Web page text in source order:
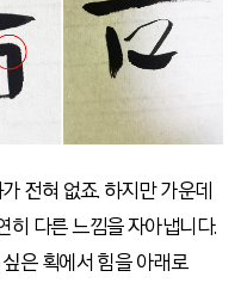
전혀 없죠. 하지만 가운데
히 다른 느낌을 자아냅니다.
은 획에서 힘을 아래로